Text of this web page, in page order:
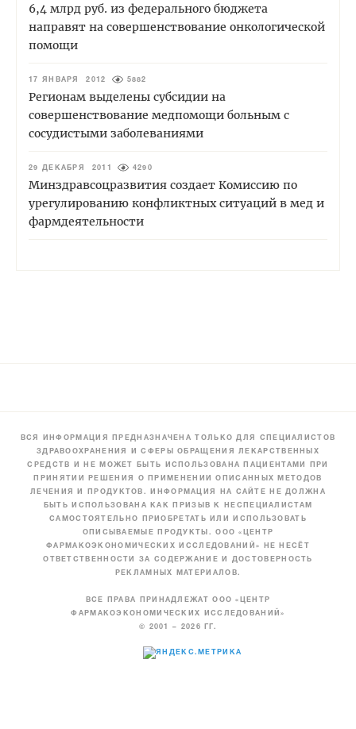
6,4 млрд руб. из федерального бюджета
направят на совершенствование онкологической
помощи
17 ЯНВАРЯ 2012 5882
Регионам выделены субсидии на
совершенствование медпомощи больным с
сосудистыми заболеваниями
29 ДЕКАБРЯ 2011 4290
Минздравсоцразвития создает Комиссию по
урегулированию конфликтных ситуаций в мед и
фармдеятельности
ВСЯ ИНФОРМАЦИЯ ПРЕДНАЗНАЧЕНА ТОЛЬКО ДЛЯ СПЕЦИАЛИСТОВ
ЗДРАВООХРАНЕНИЯ И СФЕРЫ ОБРАЩЕНИЯ ЛЕКАРСТВЕННЫХ
СРЕДСТВ И НЕ МОЖЕТ БЫТЬ ИСПОЛЬЗОВАНА ПАЦИЕНТАМИ ПРИ
ПРИНЯТИИ РЕШЕНИЯ О ПРИМЕНЕНИИ ОПИСАННЫХ МЕТОДОВ
ЛЕЧЕНИЯ И ПРОДУКТОВ. ИНФОРМАЦИЯ НА САЙТЕ НЕ ДОЛЖНА
БЫТЬ ИСПОЛЬЗОВАНА КАК ПРИЗЫВ К НЕСПЕЦИАЛИСТАМ
САМОСТОЯТЕЛЬНО ПРИОБРЕТАТЬ ИЛИ ИСПОЛЬЗОВАТЬ
ОПИСЫВАЕМЫЕ ПРОДУКТЫ. ООО «ЦЕНТР
ФАРМАКОЭКОНОМИЧЕСКИХ ИССЛЕДОВАНИЙ» НЕ НЕСЁТ
ОТВЕТСТВЕННОСТИ ЗА СОДЕРЖАНИЕ И ДОСТОВЕРНОСТЬ
РЕКЛАМНЫХ МАТЕРИАЛОВ.
ВСЕ ПРАВА ПРИНАДЛЕЖАТ ООО «ЦЕНТР
ФАРМАКОЭКОНОМИЧЕСКИХ ИССЛЕДОВАНИЙ»
© 2001 – 2026 ГГ.